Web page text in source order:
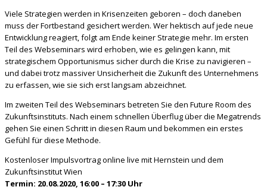
Viele Strategien werden in Krisenzeiten geboren – doch daneben
muss der Fortbestand gesichert werden. Wer hektisch auf jede neue
Entwicklung reagiert, folgt am Ende keiner Strategie mehr. Im ersten
Teil des Webseminars wird erhoben, wie es gelingen kann, mit
strategischem Opportunismus sicher durch die Krise zu navigieren –
und dabei trotz massiver Unsicherheit die Zukunft des Unternehmens
zu erfassen, wie sie sich erst langsam abzeichnet.
Im zweiten Teil des Webseminars betreten Sie den Future Room des
Zukunftsinstituts. Nach einem schnellen Überflug über die Megatrends
gehen Sie einen Schritt in diesen Raum und bekommen ein erstes
Gefühl für diese Methode.
Kostenloser Impulsvortrag online live mit Hernstein und dem
Zukunftsinstitut Wien
Termin: 20.08.2020, 16:00 – 17:30 Uhr